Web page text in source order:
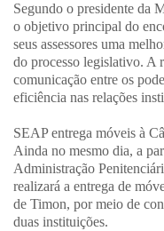
Segundo o presidente da
o objetivo principal do
seus assessores uma
do processo legislativo. A
comunicação entre os
eficiência nas relações
SEAP entrega móveis à
Ainda no mesmo dia, a
Administração
realizará a entrega de
de Timon, por meio de
duas instituições.